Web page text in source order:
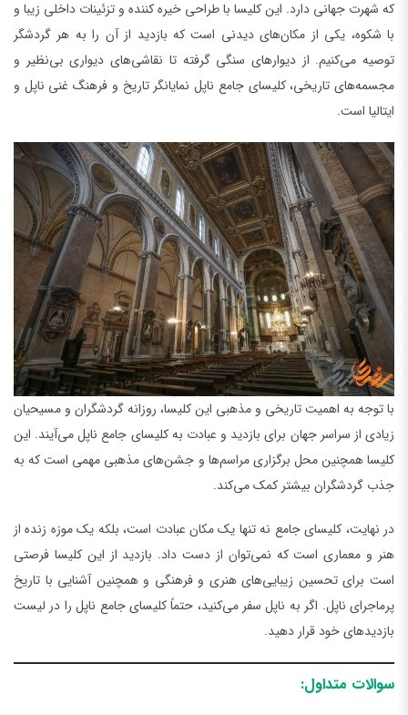
که شهرت جهانی دارد. این کلیسا با طراحی خیره کننده و تزئینات داخلی زیبا و
با شکوه، یکی از مکان‌های دیدنی است که بازدید از آن را به هر گردشگر
توصیه می‌کنیم. از دیوارهای سنگی گرفته تا نقاشی‌های دیواری بی‌نظیر و
مجسمه‌های تاریخی، کلیسای جامع ناپل نمایانگر تاریخ و فرهنگ غنی ناپل و
ایتالیا است.
با توجه به اهمیت تاریخی و مذهبی این کلیسا، روزانه گردشگران و مسیحیان
زیادی از سراسر جهان برای بازدید و عبادت به کلیسای جامع ناپل می‌آیند. این
کلیسا همچنین محل برگزاری مراسم‌ها و جشن‌های مذهبی مهمی است که به
جذب گردشگران بیشتر کمک می‌کند.
در نهایت، کلیسای جامع نه تنها یک مکان عبادت است، بلکه یک موزه زنده از
هنر و معماری است که نمی‌توان از دست داد. بازدید از این کلیسا فرصتی
است برای تحسین زیبایی‌های هنری و فرهنگی و همچنین آشنایی با تاریخ
پرماجرای ناپل. اگر به ناپل سفر می‌کنید، حتماً کلیسای جامع ناپل را در لیست
بازدیدهای خود قرار دهید.
سوالات متداول: